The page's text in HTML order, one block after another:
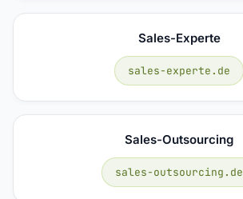
Sales-Experte
sales-experte.de
Sales-Outsourcing
sales-outsourcing.de